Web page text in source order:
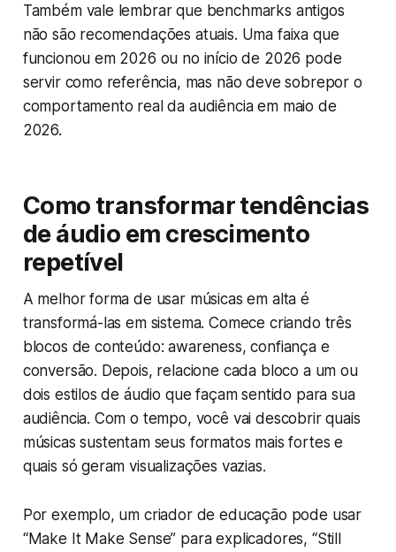
Também vale lembrar que benchmarks antigos
não são recomendações atuais. Uma faixa que
funcionou em 2026 ou no início de 2026 pode
servir como referência, mas não deve sobrepor o
comportamento real da audiência em maio de
2026.
Como transformar tendências
de áudio em crescimento
repetível
A melhor forma de usar músicas em alta é
transformá-las em sistema. Comece criando três
blocos de conteúdo: awareness, confiança e
conversão. Depois, relacione cada bloco a um ou
dois estilos de áudio que façam sentido para sua
audiência. Com o tempo, você vai descobrir quais
músicas sustentam seus formatos mais fortes e
quais só geram visualizações vazias.
Por exemplo, um criador de educação pode usar
“Make It Make Sense” para explicadores, “Still